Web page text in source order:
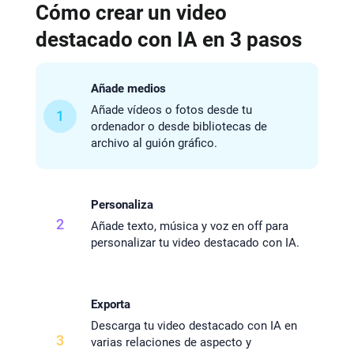
Cómo crear un video
destacado con IA en 3 pasos
1
Añade medios
Añade vídeos o fotos desde tu
ordenador o desde bibliotecas de
archivo al guión gráfico.
2
Personaliza
Añade texto, música y voz en off para
personalizar tu video destacado con IA.
3
Exporta
Descarga tu video destacado con IA en
varias relaciones de aspecto y